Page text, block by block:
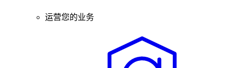
运营您的业务